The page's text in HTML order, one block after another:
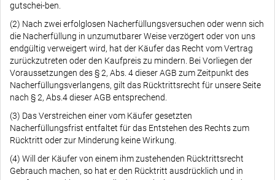
gutschei-ben.
(2) Nach zwei erfolglosen Nacherfüllungsversuchen oder wenn sich
die Nacherfüllung in unzumutbarer Weise verzögert oder von uns
endgültig verweigert wird, hat der Käufer das Recht vom Vertrag
zurückzutreten oder den Kaufpreis zu mindern. Bei Vorliegen der
Voraussetzungen des § 2, Abs. 4 dieser AGB zum Zeitpunkt des
Nacherfüllungsverlangens, gilt das Rücktrittsrecht für unsere Seite
nach § 2, Abs.4 dieser AGB entsprechend.
(3) Das Verstreichen einer vom Käufer gesetzten
Nacherfüllungsfrist entfaltet für das Entstehen des Rechts zum
Rücktritt oder zur Minderung keine Wirkung.
(4) Will der Käufer von einem ihm zustehenden Rücktrittsrecht
Gebrauch machen, so hat er den Rücktritt ausdrücklich und in